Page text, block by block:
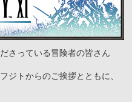
さっている冒険者の皆さん
ジトからのご挨拶とともに、